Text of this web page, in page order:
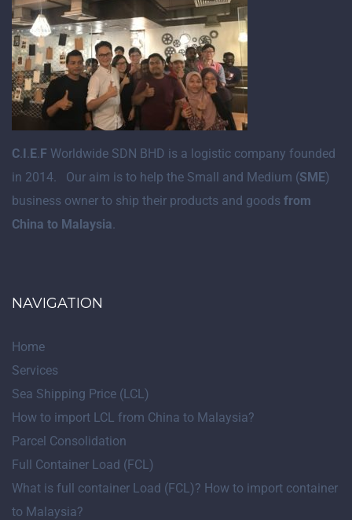
C.I.E.F Worldwide SDN BHD is a logistic company founded
in 2014. Our aim is to help the Small and Medium (SME)
business owner to ship their products and goods from
China to Malaysia.
NAVIGATION
Home
Services
Sea Shipping Price (LCL)
How to import LCL from China to Malaysia?
Parcel Consolidation
Full Container Load (FCL)
What is full container Load (FCL)? How to import container
to Malaysia?